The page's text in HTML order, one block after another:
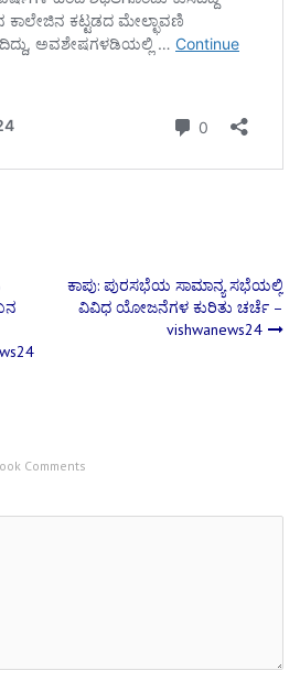
ಕಾಪು: ಪುರಸಭೆಯ ಸಾಮಾನ್ಯ ಸಭೆಯಲ್ಲಿ
ವಿವಿಧ ಯೋಜನೆಗಳ ಕುರಿತು ಚರ್ಚೆ –
vishwanews24
Comments